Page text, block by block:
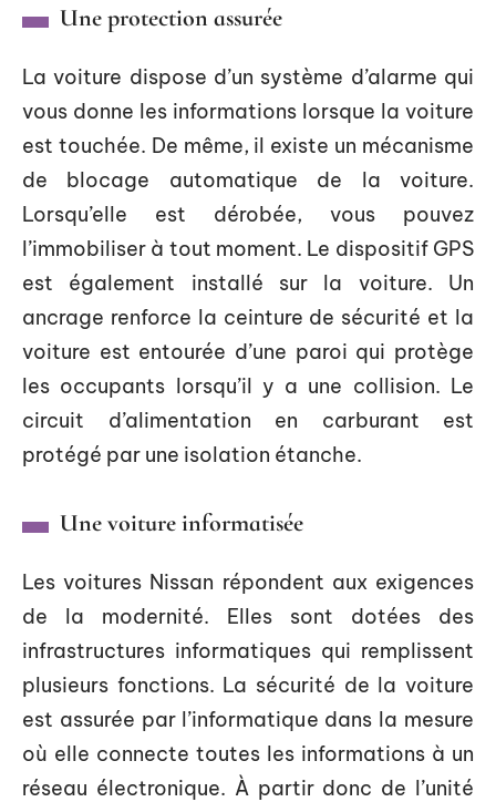
Une protection assurée
La voiture dispose d’un système d’alarme qui
vous donne les informations lorsque la voiture
est touchée. De même, il existe un mécanisme
de blocage automatique de la voiture.
Lorsqu’elle est dérobée, vous pouvez
l’immobiliser à tout moment. Le dispositif GPS
est également installé sur la voiture. Un
ancrage renforce la ceinture de sécurité et la
voiture est entourée d’une paroi qui protège
les occupants lorsqu’il y a une collision. Le
circuit d’alimentation en carburant est
protégé par une isolation étanche.
Une voiture informatisée
Les voitures Nissan répondent aux exigences
de la modernité. Elles sont dotées des
infrastructures informatiques qui remplissent
plusieurs fonctions. La sécurité de la voiture
est assurée par l’informatique dans la mesure
où elle connecte toutes les informations à un
réseau électronique. À partir donc de l’unité